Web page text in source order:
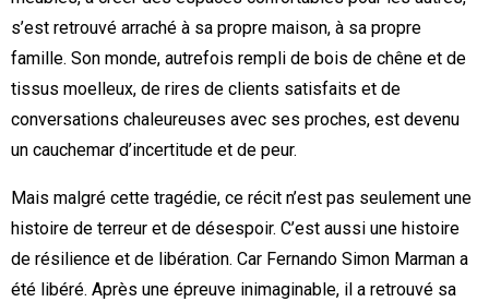
s’est retrouvé arraché à sa propre maison, à sa propre
famille. Son monde, autrefois rempli de bois de chêne et de
tissus moelleux, de rires de clients satisfaits et de
conversations chaleureuses avec ses proches, est devenu
un cauchemar d’incertitude et de peur.
Mais malgré cette tragédie, ce récit n’est pas seulement une
histoire de terreur et de désespoir. C’est aussi une histoire
de résilience et de libération. Car Fernando Simon Marman a
été libéré. Après une épreuve inimaginable, il a retrouvé sa